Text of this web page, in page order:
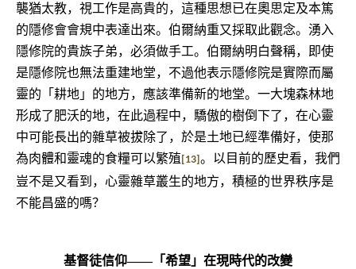
襲猶太教，視工作是高貴的，這種思想已在奧思定及本篤
的隱修會會規中表達出來。伯爾納重又採取此觀念。湧入
隱修院的貴族子弟，必須做手工。伯爾納明白聲稱，即使
是隱修院也無法重建地堂，不過他表示隱修院是實際而屬
靈的「耕地」的地方，應該準備新的地堂。一大塊森林地
形成了肥沃的地，在此過程中，驕傲的樹倒下了，在心靈
中可能長出的雜草被拔除了，於是土地已經準備好，使那
為肉體和靈魂的食糧可以繁殖 [13] 。以目前的歷史看，我們
豈不是又看到，心靈雜草叢生的地方，積極的世界秩序是
不能昌盛的嗎？
基督徒信仰――「希望」在現時代的改變